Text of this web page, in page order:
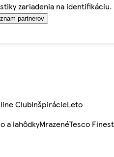
zariadenia na
partnerov
ClubInšpirácieLeto
a lahôdkyMrazenéTesco Finest